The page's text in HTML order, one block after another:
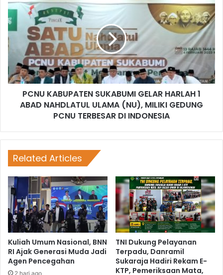
PCNU KABUPATEN SUKABUMI GELAR HARLAH 1
ABAD NAHDLATUL ULAMA (NU), MILIKI GEDUNG
PCNU TERBESAR DI INDONESIA
Related Articles
Kuliah Umum Nasional, BNN
RI Ajak Generasi Muda Jadi
Agen Pencegahan
2 hari ago
TNI Dukung Pelayanan
Terpadu, Danramil
Sukaraja Hadiri Rekam E-
KTP, Pemeriksaan Mata,